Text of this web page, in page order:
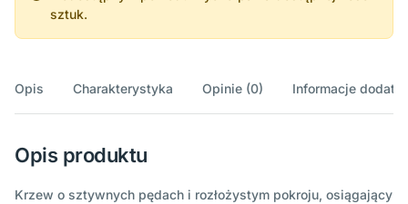
sztuk.
Opis Charakterystyka Opinie (0) Informacje
Opis produktu
Krzew o sztywnych pędach i rozłożystym pokroju, osiągający